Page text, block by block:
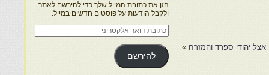
יהודי ספרד והמזרח »
הזן את כתובת המייל שלך כדי להירשם לאתר
ולקבל הודעות על פוסטים חדשים במייל.
כתובת
דואר
אלקטרוני
להירשם